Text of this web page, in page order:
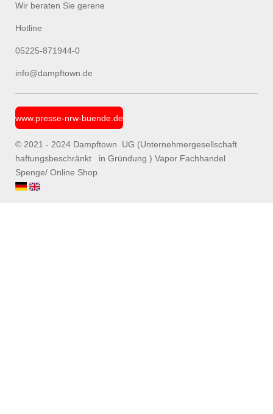
Wir beraten Sie gerene
Hotline
05225-871944-0
info@dampftown.de
www.presse-nrw-buende.de
© 2021 - 2024 Dampftown UG (Unternehmergesellschaft
haftungsbeschränkt in Gründung ) Vapor Fachhandel
Spenge/ Online Shop